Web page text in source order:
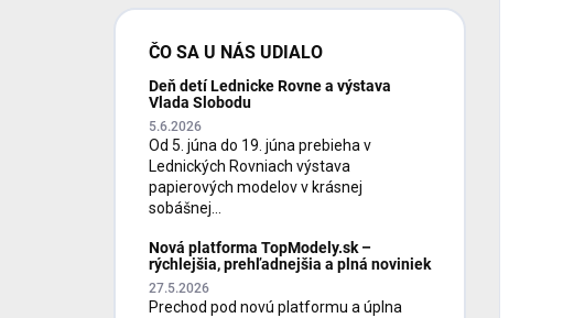
ČO SA U NÁS UDIALO
Deň detí Lednicke Rovne a výstava
Vlada Slobodu
5.6.2026
Od 5. júna do 19. júna prebieha v
Lednických Rovniach výstava
papierových modelov v krásnej
sobášnej...
Nová platforma TopModely.sk –
rýchlejšia, prehľadnejšia a plná noviniek
27.5.2026
Prechod pod novú platformu a úplna